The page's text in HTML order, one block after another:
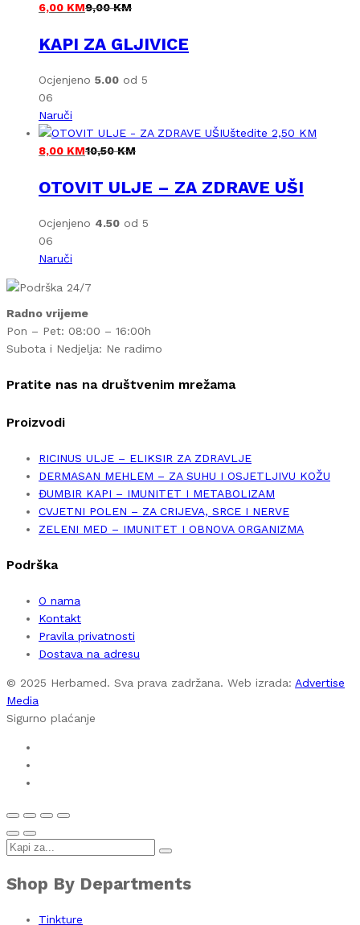
6,00 KM9,00KM
KAPI ZA GLJIVICE
Ocjenjeno 5.00 od 5
06
Naruči
Uštedite 2,50 KM
8,00 KM10,50KM
OTOVIT ULJE – ZA ZDRAVE UŠI
Ocjenjeno 4.50 od 5
06
Naruči
Radno vrijeme
Pon – Pet: 08:00 – 16:00h
Subota i Nedjelja: Ne radimo
Pratite nas na društvenim mrežama
Proizvodi
RICINUS ULJE – ELIKSIR ZA ZDRAVLJE
DERMASAN MEHLEM – ZA SUHU I OSJETLJIVU KOŽU
ĐUMBIR KAPI – IMUNITET I METABOLIZAM
CVJETNI POLEN – ZA CRIJEVA, SRCE I NERVE
ZELENI MED – IMUNITET I OBNOVA ORGANIZMA
Podrška
O nama
Kontakt
Pravila privatnosti
Dostava na adresu
© 2025 Herbamed. Sva prava zadržana. Web izrada: Advertise
Media
Sigurno plaćanje
Shop By Departments
Tinkture